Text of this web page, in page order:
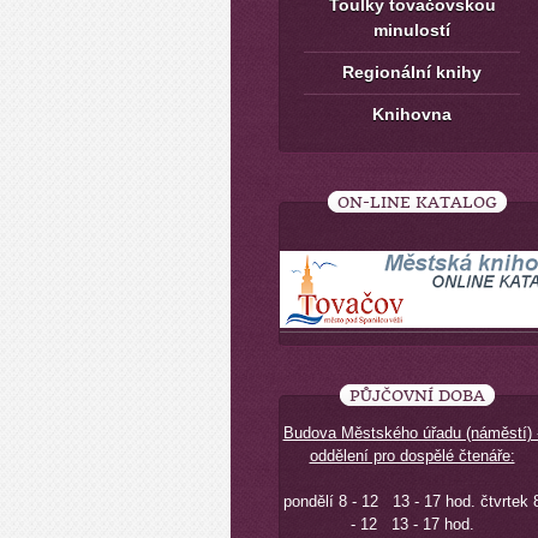
Toulky tovačovskou
minulostí
Regionální knihy
Knihovna
ON-LINE KATALOG
PŮJČOVNÍ DOBA
Budova Městského úřadu (náměstí)
oddělení pro dospělé čtenáře:
pondělí 8 - 12 13 - 17 hod. čtvrtek
- 12 13 - 17 hod.